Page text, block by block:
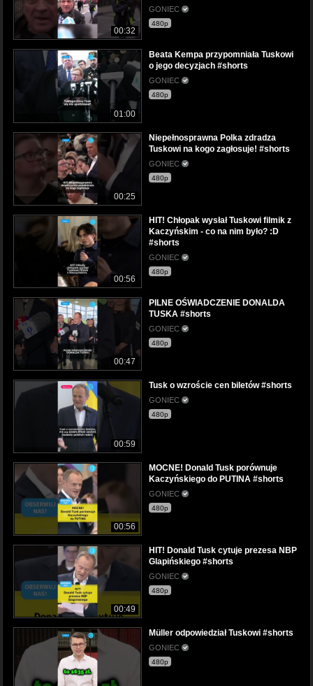
00:32
GONIEC
480p
01:00
Beata Kempa przypomniała Tuskowi
o jego decyzjach #shorts
GONIEC
480p
00:25
Niepełnosprawna Polka zdradza
Tuskowi na kogo zagłosuje! #shorts
GONIEC
480p
00:56
HIT! Chłopak wysłał Tuskowi filmik z
Kaczyńskim - co na nim było? :D
#shorts
GONIEC
480p
00:47
PILNE OŚWIADCZENIE DONALDA
TUSKA #shorts
GONIEC
480p
00:59
Tusk o wzroście cen biletów #shorts
GONIEC
480p
00:56
MOCNE! Donald Tusk porównuje
Kaczyńskiego do PUTINA #shorts
GONIEC
480p
00:49
HIT! Donald Tusk cytuje prezesa NBP
Glapińskiego #shorts
GONIEC
480p
Müller odpowiedział Tuskowi #shorts
GONIEC
480p